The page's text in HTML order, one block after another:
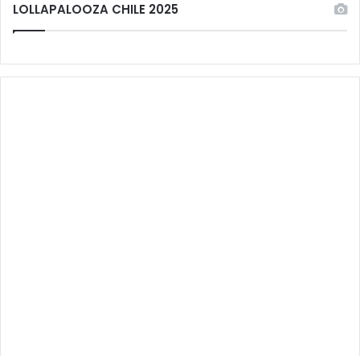
LOLLAPALOOZA CHILE 2025